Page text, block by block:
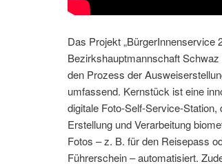
Das Projekt „BürgerInnenservice
Bezirkshauptmannschaft
den Prozess der
umfassend. Kernstück ist eine
digitale Foto-Self-Service-Station,
Erstellung und Verarbeitung
Fotos – z. B. für den Reisepass
Führerschein – automatisiert.